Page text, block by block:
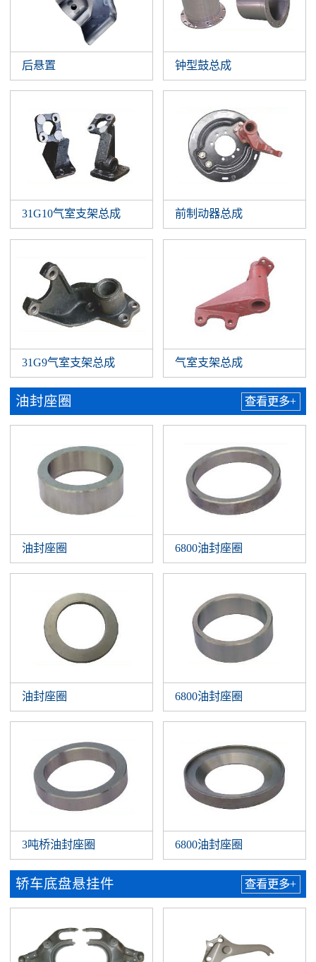
后悬置 钟型鼓总成
31G10气室支架总成 前制动器总成
31G9气室支架总成 气室支架总成
油封座圈 查看更多+
油封座圈 6800油封座圈
油封座圈 6800油封座圈
3吨桥油封座圈 6800油封座圈
轿车底盘悬挂件 查看更多+